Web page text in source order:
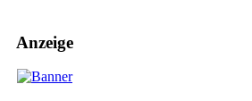
Anzeige